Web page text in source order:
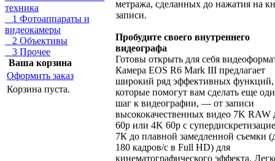
техника
1 Фотоаппараты и
видеокамеры
2 Объективы
3 Прочее
Ваша корзина
Оформить заказ
Корзина пуста.
метража, сделанных до нажатия на
записи.
Пробудите своего внутреннего
видеографа
Готовы открыть для себя
Камера EOS R6 Mark III предлагает
широкий ряд эффективных функций,
которые помогут вам сделать еще
шаг к видеографии, — от записи
высококачественных видео 7K RAW
60p или 4K 60p с
7К до плавной замедленной съемки
180 кадров/с в Full HD) для
кинематографического эффекта.